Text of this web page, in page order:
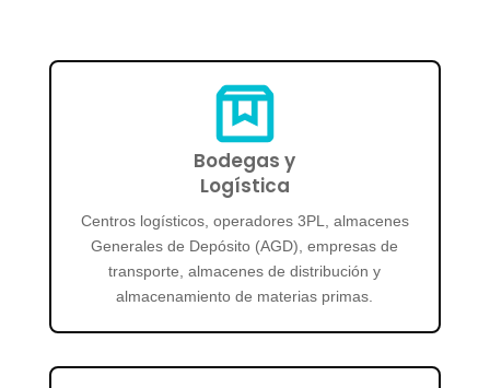
Bodegas y
Logística
Centros logísticos, operadores 3PL, almacenes
Generales de Depósito (AGD), empresas de
transporte, almacenes de distribución y
almacenamiento de materias primas.